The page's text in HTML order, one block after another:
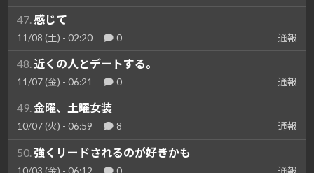
47. 感じて
11/08 (土) - 02:20 0 通報
48. 近くの人とデートする。
11/07 (金) - 06:21 0 通報
49.金曜、土曜女装
10/07 (火) - 06:59 8 通報
50. 強くリードされるのが好きかも
10/03 (金) - 06:12 0 通報